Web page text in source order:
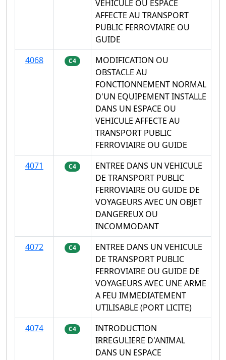
VEHICULE OU ESPACE
AFFECTE AU TRANSPORT
PUBLIC FERROVIAIRE OU
GUIDE
4068
C4
MODIFICATION OU
OBSTACLE AU
FONCTIONNEMENT NORMAL
D'UN EQUIPEMENT INSTALLE
DANS UN ESPACE OU
VEHICULE AFFECTE AU
TRANSPORT PUBLIC
FERROVIAIRE OU GUIDE
4071
C4
ENTREE DANS UN VEHICULE
DE TRANSPORT PUBLIC
FERROVIAIRE OU GUIDE DE
VOYAGEURS AVEC UN OBJET
DANGEREUX OU
INCOMMODANT
4072
C4
ENTREE DANS UN VEHICULE
DE TRANSPORT PUBLIC
FERROVIAIRE OU GUIDE DE
VOYAGEURS AVEC UNE ARME
A FEU IMMEDIATEMENT
UTILISABLE (PORT LICITE)
4074
C4
INTRODUCTION
IRREGULIERE D'ANIMAL
DANS UN ESPACE